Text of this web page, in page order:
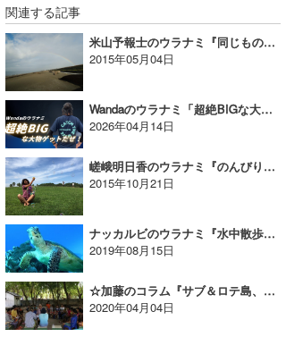
関連する記事
米山予報士のウラナミ『同じものはない波と雲。』
2015年05月04日
Wandaのウラナミ「超絶BIGな大物ゲットだぜ！」
2026年04月14日
嵯峨明日香のウラナミ『のんびり休日』
2015年10月21日
ナッカルビのウラナミ『水中散歩もITで』
2019年08月15日
☆加藤のコラム『サブ＆ロテ島、これでいいのだ!!Vol.3』
2020年04月04日